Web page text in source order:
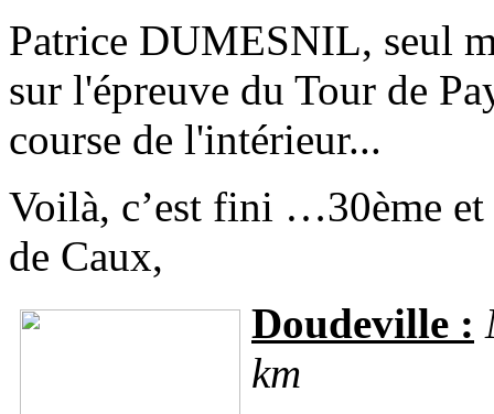
Patrice DUMESNIL, seul
sur l'épreuve du Tour de
course de l'intérieur...
Voilà, c’est fini …30ème
de Caux,
Doudeville :
km